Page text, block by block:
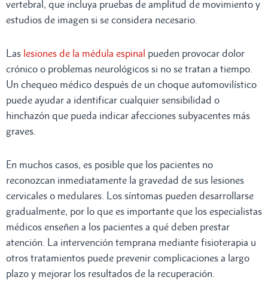
vertebral, que incluya pruebas de amplitud de movimiento y
estudios de imagen si se considera necesario.
Las lesiones de la médula espinal pueden provocar dolor
crónico o problemas neurológicos si no se tratan a tiempo.
Un chequeo médico después de un choque automovilístico
puede ayudar a identificar cualquier sensibilidad o
hinchazón que pueda indicar afecciones subyacentes más
graves.
En muchos casos, es posible que los pacientes no
reconozcan inmediatamente la gravedad de sus lesiones
cervicales o medulares. Los síntomas pueden desarrollarse
gradualmente, por lo que es importante que los especialistas
médicos enseñen a los pacientes a qué deben prestar
atención. La intervención temprana mediante fisioterapia u
otros tratamientos puede prevenir complicaciones a largo
plazo y mejorar los resultados de la recuperación.